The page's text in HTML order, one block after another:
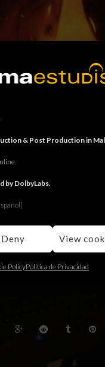
& Post Production in
by DolbyLabs.
Deny View
PolicyPolítica de Privacidad
de Netflix, El cuerpo
El cuerpo en
El cuerpo en llamas.
BACK